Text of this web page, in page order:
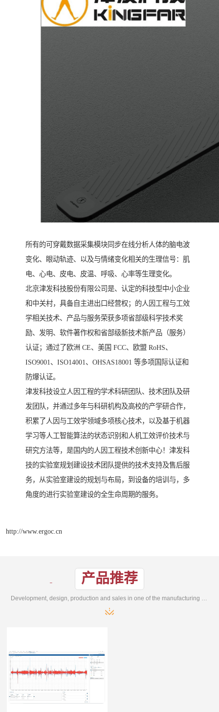
所有的可穿戴数据采集模块同步在线分析人体的脑电波
变化、眼动轨迹、以及与情绪变化相关的生理信号：肌
电、心电、皮电、皮温、呼吸、心率等生理变化。
北京津发科技股份有限公司是、认定的科技型中小企业
和中关村，具备自主进出口经营权；的人因工程与工效
学相关技术、产品与服务荣获多项省部级科学技术奖
励、发明、软件著作权和省部级新技术新产品（服务）
认证；通过了欧洲 CE、美国 FCC、欧盟 RoHS、
ISO9001、ISO14001、OHSAS18001 等多项国际认证和
防爆认证。
津发科技设立人因工程的学术科研团队、技术团队及研
发团队，并通过多年与科研机构及高校的产学研合作，
积累了人因与工效学领域多项核心技术，以及基于机器
学习等人工智能算法的状态识别和人机工效评价技术与
研究方法等，是国内的人因工程技术创新中心！津发科
技的实验室规划建设技术团队提供的技术支持及售后服
务，从实验室建设的规划与布局，到设备的培训与，多
角度的进行实验室建设的全生命周期的服务。
http://www.ergoc.cn
产品推荐